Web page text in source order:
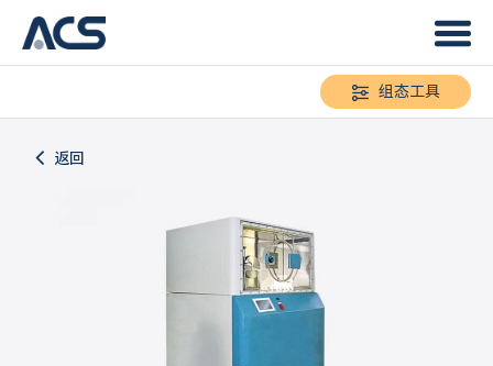
组态工具
返回